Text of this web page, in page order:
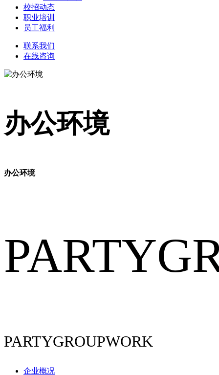
校招动态
职业培训
员工福利
联系我们
在线咨询
办公环境
办公环境
PARTYGROUPWORK
企业概况